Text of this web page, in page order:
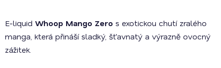
E-liquid Whoop Mango Zero s exotickou chutí zralého
manga, která přináší sladký, šťavnatý a výrazně ovocný
zážitek.